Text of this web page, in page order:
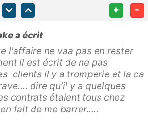
+ -
a écrit
l'affaire ne vaa pas en rester
il est écrit de ne pas
clients il y a tromperie et la ca
dire qu’il y a quelques
contrats étaient tous chez
fait de me barrer.....